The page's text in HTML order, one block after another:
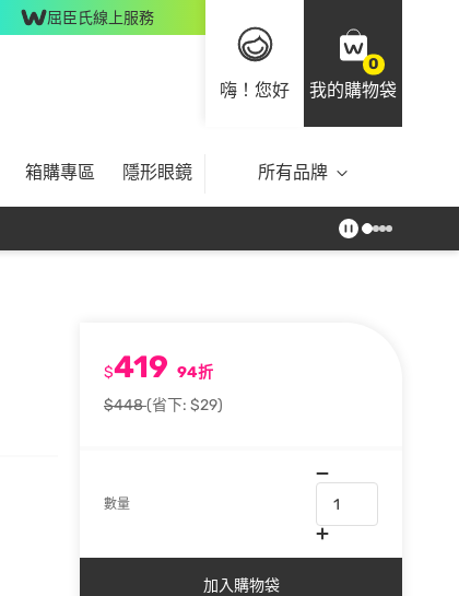
屈臣氏線上服務
嗨！您好
0
我的購物袋
箱購專區 隱形眼鏡 所有品牌
$419 94折
$448(省下: $29)
數量
加入購物袋